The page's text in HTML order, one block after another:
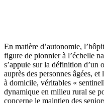
En matière d’autonomie,
figure de pionnier à l’échelle
s’appuie sur la définition d’un
auprès des personnes âgées,
à domicile, véritables «
dynamique en milieu rural se
concerne le maintien des